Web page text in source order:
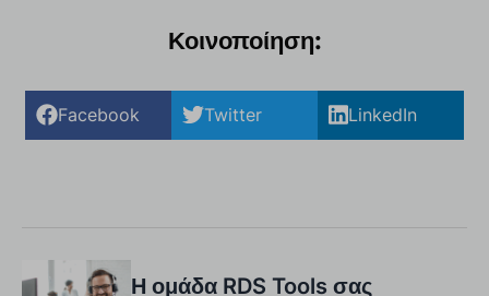
Κοινοποίηση:
Facebook Twitter LinkedIn
Η ομάδα RDS Tools σας